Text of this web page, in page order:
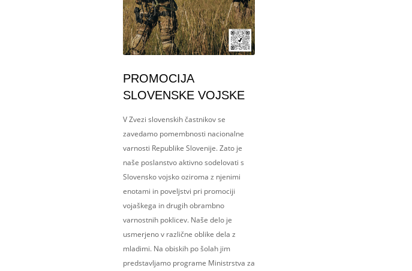
PROMOCIJA
SLOVENSKE VOJSKE
V Zvezi slovenskih častnikov se
zavedamo pomembnosti nacionalne
varnosti Republike Slovenije. Zato je
naše poslanstvo aktivno sodelovati s
Slovensko vojsko oziroma z njenimi
enotami in poveljstvi pri promociji
vojaškega in drugih obrambno
varnostnih poklicev. Naše delo je
usmerjeno v različne oblike dela z
mladimi. Na obiskih po šolah jim
predstavljamo programe Ministrstva za